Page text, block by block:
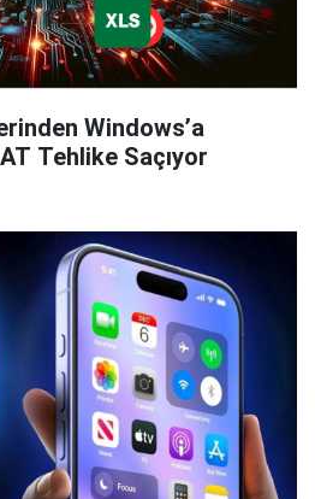
Windows’a
Tehlike Saçıyor